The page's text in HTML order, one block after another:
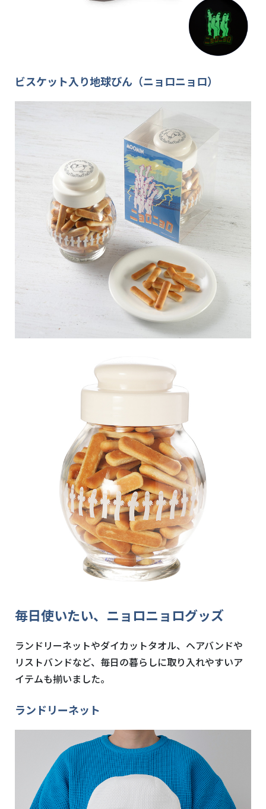
ビスケット入り地球びん（ニョロニョロ）
毎日使いたい、ニョロニョログッズ
ランドリーネットやダイカットタオル、ヘアバンドや
リストバンドなど、毎日の暮らしに取り入れやすいア
イテムも揃いました。
ランドリーネット